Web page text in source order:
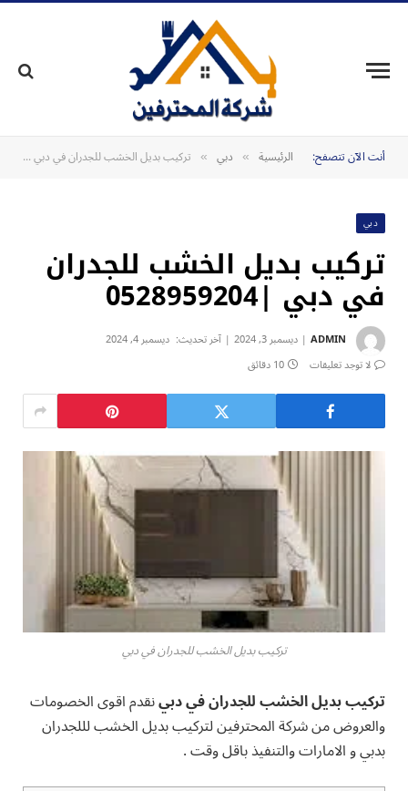
أنت الآن تتصفح: الرئيسية » دبي » تركيب بديل الخشب للجدران في دبي |0528959204
دبي
تركيب بديل الخشب للجدران
في دبي |0528959204
ADMIN ديسمبر 3, 2024 آخر تحديث: ديسمبر 4, 2024
لا توجد تعليقات
10 دقائق
تركيب بديل الخشب للجدران في دبي
تركيب بديل الخشب للجدران في دبينقدم اقوى الخصومات
والعروض من شركة المحترفين لتركيب بديل الخشب لللجدران
بدبي و الامارات والتنفيذ باقل وقت .